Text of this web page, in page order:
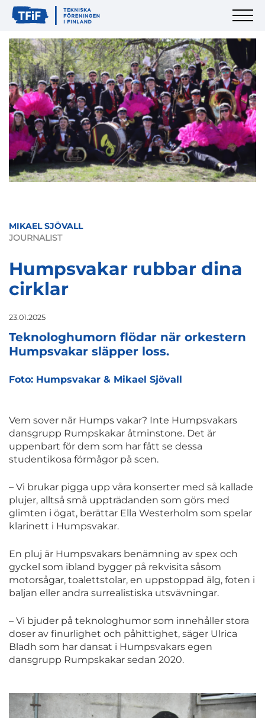
MIKAEL SJÖVALL
JOURNALIST
Humpsvakar rubbar dina
cirklar
23.01.2025
Teknologhumorn flödar när orkestern
Humpsvakar släpper loss.
Foto: Humpsvakar & Mikael Sjövall
Vem sover när Humps vakar? Inte Humpsvakars
dansgrupp Rumpskakar åtminstone. Det är
uppenbart för dem som har fått se dessa
studentikosa förmågor på scen.
– Vi brukar pigga upp våra konserter med så kallade
plujer, alltså små uppträdanden som görs med
glimten i ögat, berättar Ella Westerholm som spelar
klarinett i Humpsvakar.
En pluj är Humpsvakars benämning av spex och
gyckel som ibland bygger på rekvisita såsom
motorsågar, toalettstolar, en uppstoppad älg, foten i
baljan eller andra surrealistiska utsvävningar.
– Vi bjuder på teknologhumor som innehåller stora
doser av finurlighet och påhittighet, säger Ulrica
Bladh som har dansat i Humpsvakars egen
dansgrupp Rumpskakar sedan 2020.